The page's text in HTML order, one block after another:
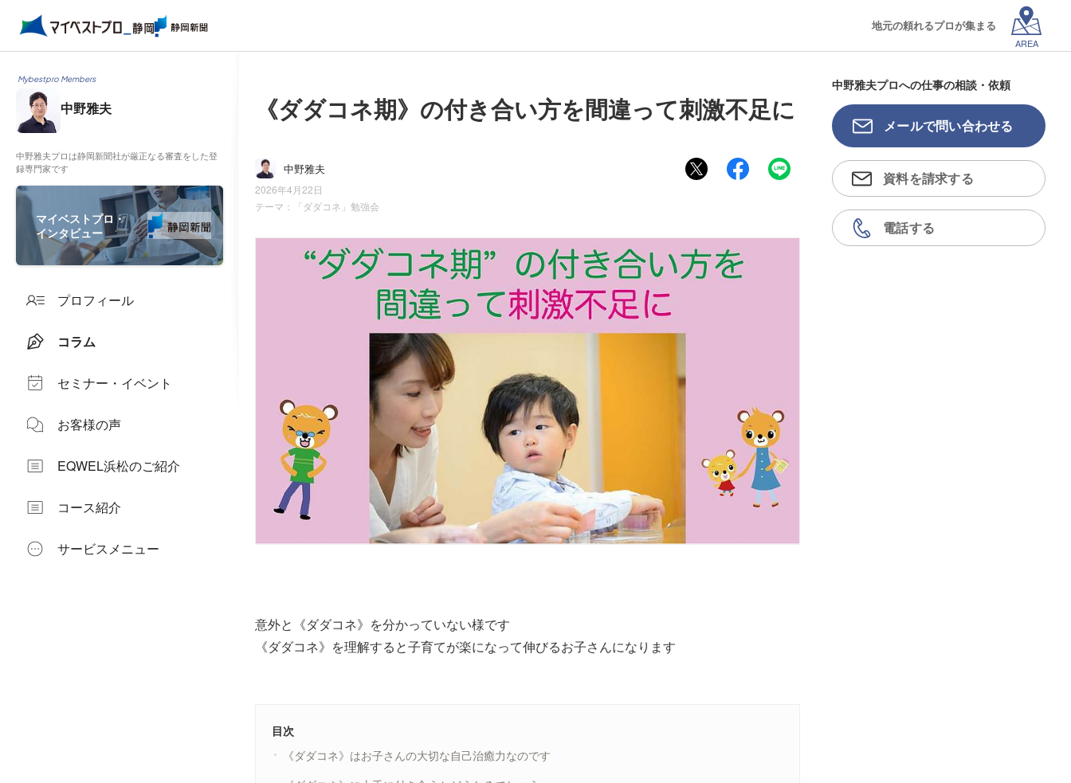
地元の頼れるプロが集まる
AREA
Mybestpro Members
中野雅夫
中野雅夫プロは静岡新聞社が厳正なる審査をした登
録専門家です
マイベストプロ・
インタビュー
プロフィール
コラム
セミナー・イベント
お客様の声
EQWEL浜松のご紹介
コース紹介
サービスメニュー
《ダダコネ期》の付き合い方を間違って刺激不足に
中野雅夫
2026年4月22日
テーマ：
「ダダコネ」勉強会
意外と《ダダコネ》を分かっていない様です
《ダダコネ》を理解すると子育てが楽になって伸びるお子さんになります
目次
《ダダコネ》はお子さんの大切な自己治癒力なのです
中野雅夫プロへの仕事の相談・依頼
メールで問い合わせる
資料を請求する
電話する